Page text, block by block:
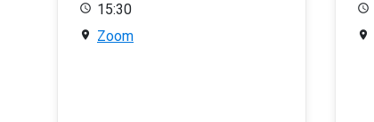
15:30
Zoom